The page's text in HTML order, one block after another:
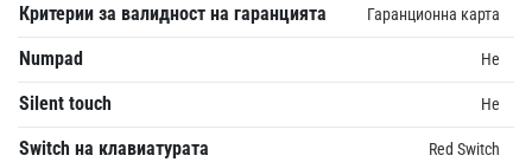
Критерии за валидност на гаранцията Гаранционна карта
Numpad Не
Silent touch Не
Switch на клавиатурата Red Switch